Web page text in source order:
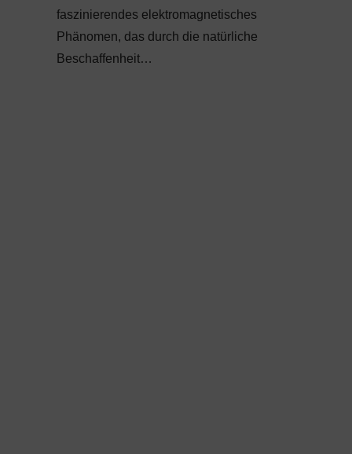
faszinierendes elektromagnetisches
Phänomen, das durch die natürliche
Beschaffenheit…